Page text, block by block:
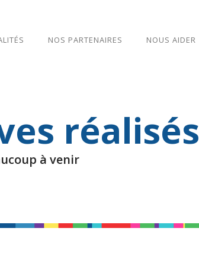
NOS PARTENAIRES NOUS AIDER
réalisés
à venir